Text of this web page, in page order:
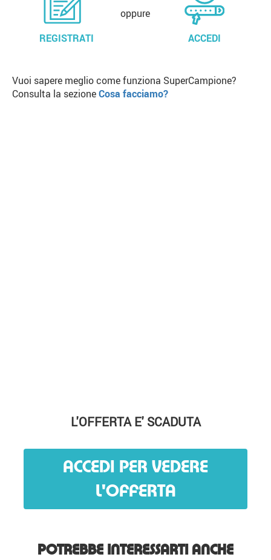
REGISTRATI
oppure
ACCEDI
Vuoi sapere meglio come funziona SuperCampione?
Consulta la sezioneCosa facciamo?
L'OFFERTA E' SCADUTA
ACCEDI PER VEDERE
L'OFFERTA
POTREBBE INTERESSARTI ANCHE